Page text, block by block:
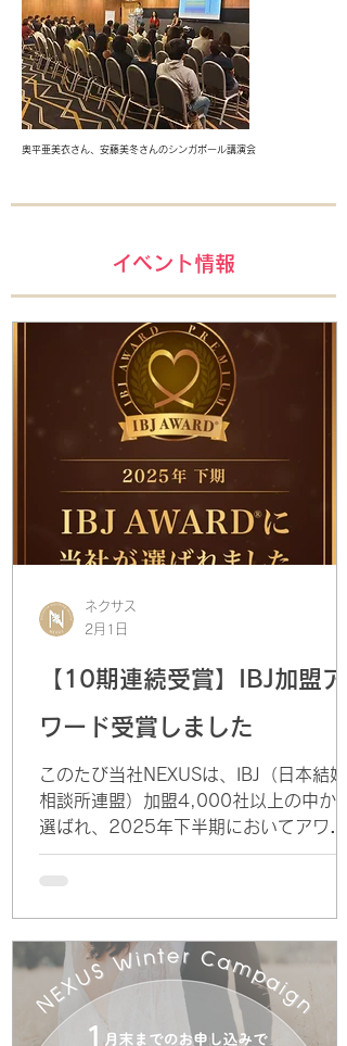
奥平亜美衣さん、安藤美冬さんのシンガポール講演会
イベント情報
【10期連続受賞】IBJ加盟ア
ワード受賞しました
このたび当社NEXUSは、IBJ（日本結婚
相談所連盟）加盟4,000社以上の中から
選ばれ、2025年下半期においてアワー
ドを受賞いたしました。 さらに本受賞
より、10期連続での受賞となりました
けて真摯に活動されている皆様のおかげ
です。心より感謝申し上げます。 当社
は、日本国内のみならず、海外在住の方
や国際的な価値観をお持ちの方にもご利
ネクサス
2月1日